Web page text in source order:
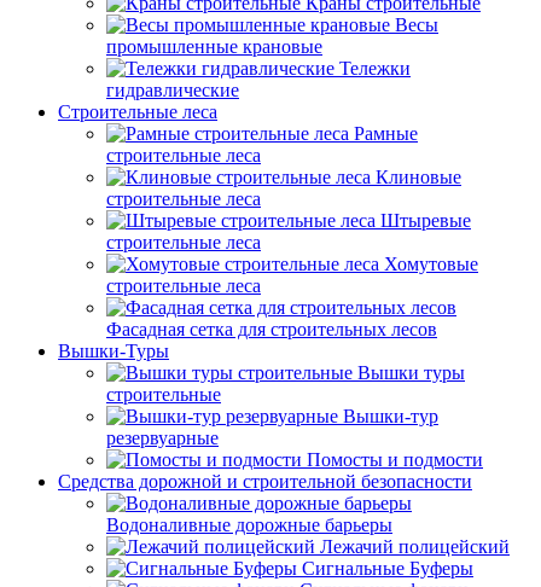
Весы
промышленные крановые
Тележки
гидравлические
Строительные леса
Рамные
строительные леса
Клиновые
строительные леса
Штыревые
строительные леса
Хомутовые
строительные леса
Фасадная сетка для строительных лесов
Вышки-Туры
Вышки туры
строительные
Вышки-тур
резервуарные
Помосты и подмости
Средства дорожной и строительной безопасности
Водоналивные дорожные барьеры
Лежачий полицейский
Сигнальные Буферы